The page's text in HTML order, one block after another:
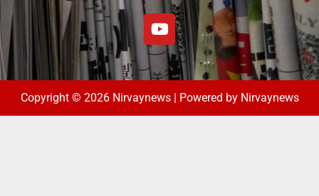
Copyright © 2026 Nirvaynews | Powered by Nirvaynews